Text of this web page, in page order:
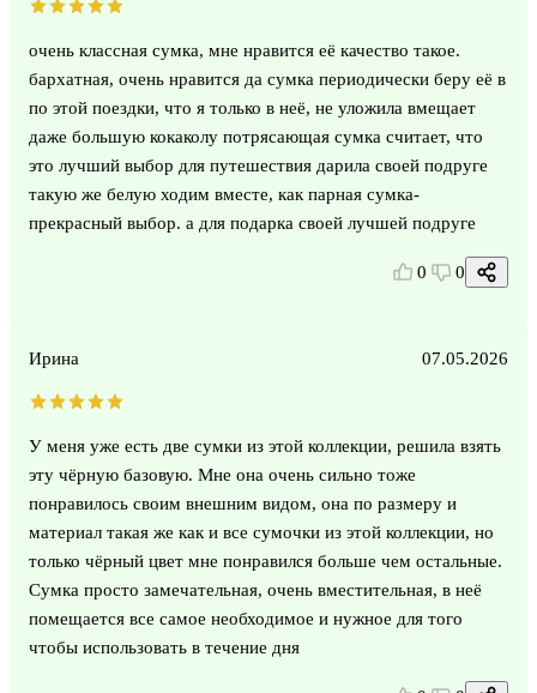
очень классная сумка, мне нравится её качество такое.
бархатная, очень нравится да сумка периодически беру её в
по этой поездки, что я только в неё, не уложила вмещает
даже большую кокаколу потрясающая сумка считает, что
это лучший выбор для путешествия дарила своей подруге
такую же белую ходим вместе, как парная сумка-
прекрасный выбор. а для подарка своей лучшей подруге
0 0
Ирина 07.05.2026
У меня уже есть две сумки из этой коллекции, решила взять
эту чёрную базовую. Мне она очень сильно тоже
понравилось своим внешним видом, она по размеру и
материал такая же как и все сумочки из этой коллекции, но
только чёрный цвет мне понравился больше чем остальные.
Сумка просто замечательная, очень вместительная, в неё
помещается все самое необходимое и нужное для того
чтобы использовать в течение дня